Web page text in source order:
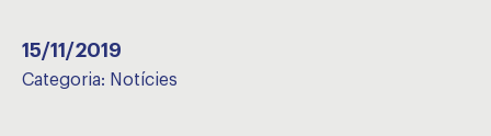
15/11/2019
Categoria: Notícies